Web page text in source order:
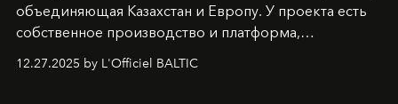
объединяющая Казахстан и Европу. У проекта есть
собственное производство и платформа,
предоставляющая возможности, поддержку и
решения для дизайнеров и молодых брендов.
12.27.2025 by L'Officiel BALTIC